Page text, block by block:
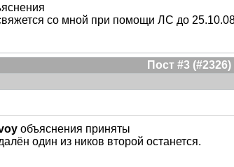
со мной при помощи ЛС до
Пост #3 (#2326)
объяснения приняты
один из ников второй останется.